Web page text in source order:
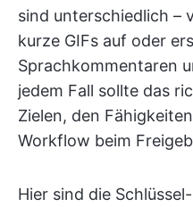
sind unterschiedlich –
kurze GIFs auf oder
Sprachkommentaren
jedem Fall sollte das
Zielen, den
Workflow beim
Hier sind die